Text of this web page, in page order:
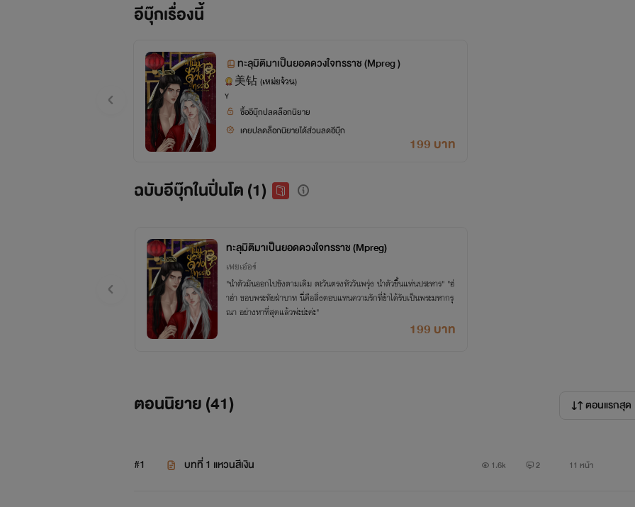
อีบุ๊กเรื่องนี้
ทะลุมิติมาเป็นยอดดวงใจทรราช (Mpreg )
美钻 (เหม่ยจ้วน)
Y
ซื้ออีบุ๊กปลดล็อกนิยาย
เคยปลดล็อกนิยายได้ส่วนลดอีบุ๊ก
199 บาท
ฉบับอีบุ๊กในปิ่นโต (1)
ทะลุมิติมาเป็นยอดดวงใจทรราช (Mpreg)
เฟยเอ๋อร์
"นำตัวมันออกไปขังตามเดิม ตะวันตรงหัววันพรุ่ง นำตัวขึ้นแท่นประหาร" "ฮ่
าฮ่า ขอบพระทัยฝ่าบาท นี่คือสิ่งตอบแทนความรักที่ข้าได้รับเป็นพระมหากรุ
ณา อย่างหาที่สุดแล้วพ่ะย่ะค่ะ"
199 บาท
ตอนนิยาย (41) ตอนแรกสุด
#1 บทที่ 1 แหวนสีเงิน 1.6k 2 11 หน้า